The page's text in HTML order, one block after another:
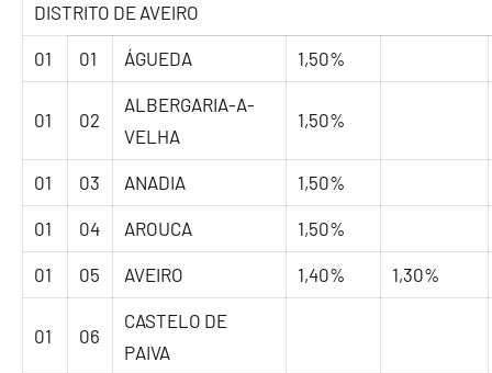
DISTRITO DE AVEIRO
01 01 ÁGUEDA 1,50%
01 02
ALBERGARIA-A-
VELHA
1,50%
01 03 ANADIA 1,50%
01 04 AROUCA 1,50%
01 05 AVEIRO 1,40% 1,30%
01 06
CASTELO DE
PAIVA